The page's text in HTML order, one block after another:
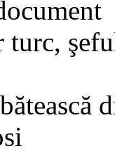
turc,